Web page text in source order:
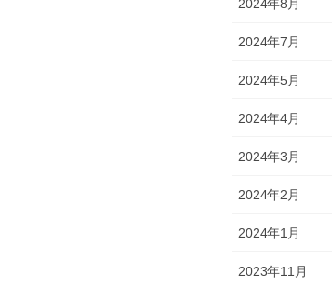
2024年8月
2024年7月
2024年5月
2024年4月
2024年3月
2024年2月
2024年1月
2023年11月